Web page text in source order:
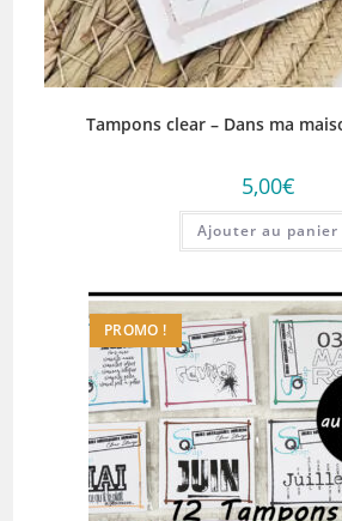
Tampons clear – Dans ma
5,00€
Ajouter au panier
PROMO !